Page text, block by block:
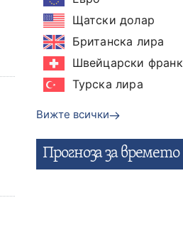
Щатски долар
Британска лира
Швейцарски франк
Турска лира
Вижте всички
Прогнозa за времето